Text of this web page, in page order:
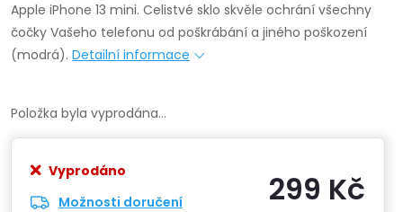
Apple iPhone 13 mini. Celistvé sklo skvěle ochrání všechny
čočky Vašeho telefonu od poškrábání a jiného poškození
(modrá). Detailní informace
Položka byla vyprodána…
Vyprodáno
Možnosti doručení
299 Kč